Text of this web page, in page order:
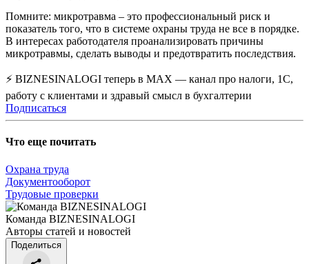
Помните: микротравма – это профессиональный риск и
показатель того, что в системе охраны труда не все в порядке.
В интересах работодателя проанализировать причины
микротравмы, сделать выводы и предотвратить последствия.
⚡ BIZNESINALOGI теперь в MAX — канал про налоги, 1С,
работу с клиентами и здравый смысл в бухгалтерии
Подписаться
Что еще почитать
Охрана труда
Документооборот
Трудовые проверки
Команда BIZNESINALOGI
Авторы статей и новостей
Поделиться